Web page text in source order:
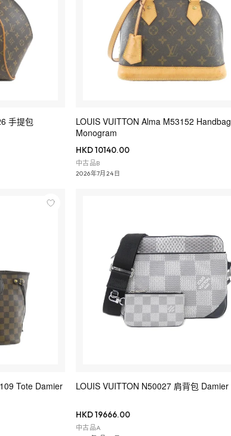
手提包
LOUIS VUITTON Alma M53152 Handbag
Monogram
HKD 10140.00
中古品B
2026年7月24日
Tote Damier LOUIS VUITTON N50027 肩背包 Damier
HKD 19666.00
中古品A